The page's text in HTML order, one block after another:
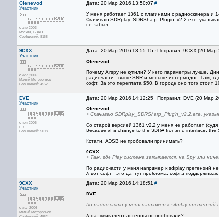
Olenevod
Участник
с апр 2003
Москва, СЗАО
Сообщений: 8168
Дата: 20 Мар 2016 13:50:07 #
У меня работает 1361 с плагинами c радиосканера и
Скачиваю SDRplay_SDRSharp_Plugin_v2.2.exe,
не забыл.
9CXX
Участник
с июл 2006
Малый Моторольск
Сообщений: 4552
Дата: 20 Мар 2016 13:55:15 · Поправил: 9CXX (20
Olenevod
Почему Airspy не купили? У него параметры лучше.
радиочасти - выше SNR и меньше интермодов. Там,
софт. За это переплата $50. В городе оно того стоит
DVE
Участник
с ноя 2006
EU
Сообщений: 5098
Дата: 20 Мар 2016 14:12:25 · Поправил: DVE (20 Мар
Olenevod
> Скачиваю SDRplay_SDRSharp_Plugin_v2.2.exe,
Со старой версией 1361 v2.2 у меня не работает
Because of a change to the SDR# frontend interface, the
Кстати, ADSB не пробовали принимать?
9CXX
> Там, где Play система затыкается, на Spy или
По радиочасти у меня например к sdrplay претензий
А вот софт - это да, тут проблема, софта
9CXX
Участник
с июл 2006
Малый Моторольск
Дата: 20 Мар 2016 14:18:51 #
DVE
По радиочасти у меня например к sdrplay
А на эквивалент антенны не пробовали?